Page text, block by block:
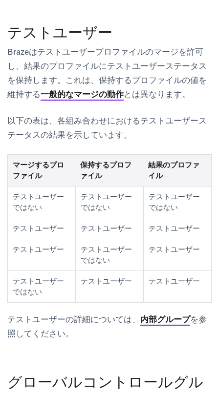
テストユーザー
Brazeはテストユーザープロファイルのマージを許可
し、結果のプロファイルにテストユーザーステータス
を保持します。これは、保持するプロファイルの値を
維持する一般的なマージの動作とは異なります。
以下の表は、各組み合わせにおけるテストユーザース
テータスの結果を示しています。
マージするプロ
ファイル
保持するプロフ
ァイル
結果のプロファ
イル
テストユーザー
ではない
テストユーザー
ではない
テストユーザー
ではない
テストユーザー テストユーザー テストユーザー
テストユーザー
テストユーザー
ではない
テストユーザー
テストユーザー
ではない
テストユーザー テストユーザー
テストユーザーの詳細については、 内部グループを参
照してください。
グローバルコントロールグル